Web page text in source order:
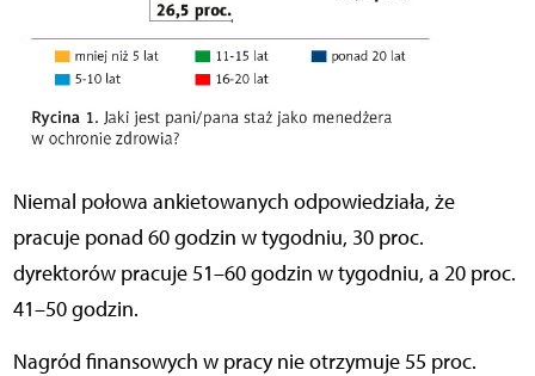
Niemal połowa ankietowanych odpowiedziała, że
pracuje ponad 60 godzin w tygodniu, 30 proc.
dyrektorów pracuje 51–60 godzin w tygodniu, a 20 proc.
41–50 godzin.
Nagród finansowych w pracy nie otrzymuje 55 proc.